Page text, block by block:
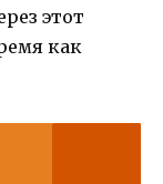
этот
как